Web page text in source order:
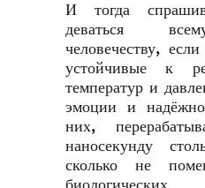
И тогда
деваться
человечеству,
устойчивые к
температур и
эмоции и
них,
наносекунду
сколько не